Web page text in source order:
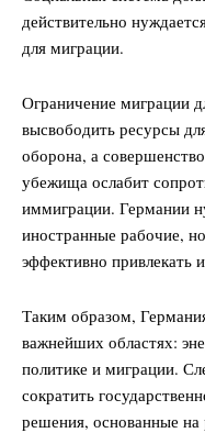
действительно
для миграции.
Ограничение миграции
высвободить ресурсы
оборона, а
убежища ослабит
иммиграции. Германии
иностранные рабочие,
эффективно привлекать
Таким образом,
важнейших областях:
политике и миграции.
сократить
решения, основанные